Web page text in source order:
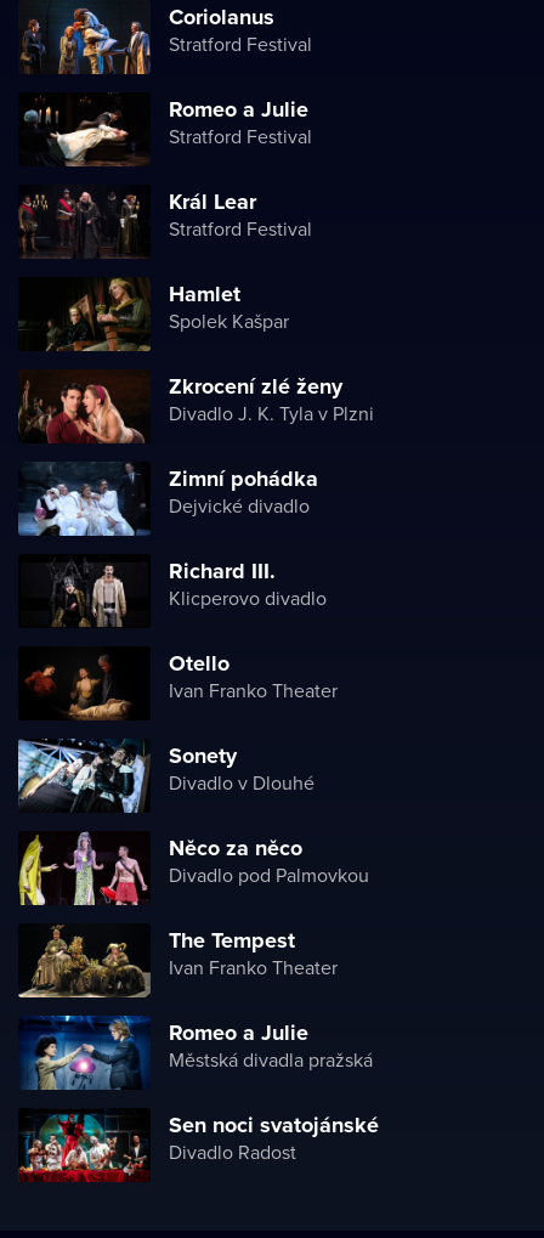
Coriolanus
Stratford Festival
Romeo a Julie
Stratford Festival
Král Lear
Stratford Festival
Hamlet
Spolek Kašpar
Zkrocení zlé ženy
Divadlo J. K. Tyla v Plzni
Zimní pohádka
Dejvické divadlo
Richard III.
Klicperovo divadlo
Otello
Ivan Franko Theater
Sonety
Divadlo v Dlouhé
Něco za něco
Divadlo pod Palmovkou
The Tempest
Ivan Franko Theater
Romeo a Julie
Městská divadla pražská
Sen noci svatojánské
Divadlo Radost